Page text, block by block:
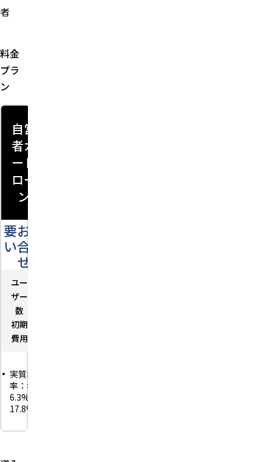
者
料金
プラ
ン
自営
者カ
ード
ロー
ン
要お問
い合わ
せ
ユー
ザー
数
初期
費用
実質年
率：年
6.3%〜
17.8%
額：1万
万円